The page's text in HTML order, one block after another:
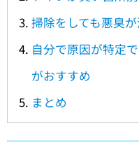
掃除をしても悪臭
自分で原因が特定
がおすすめ
まとめ